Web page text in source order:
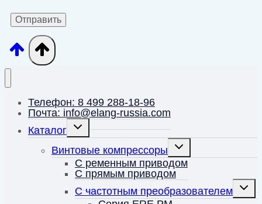
Телефон: 8 499 288-18-96
Почта: info@elang-russia.com
Каталог
Переключить
дочернее
меню
Винтовые компрессоры
Переключить
дочернее
меню
С ременным приводом
С прямым приводом
С частотным преобразователем
меню